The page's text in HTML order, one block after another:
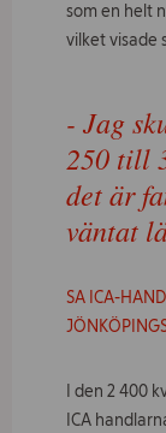
Jobba hos
som en helt
vilket visade
- Jag
250 till
det är
väntat
SA ICA-
I den 2 400
ICA